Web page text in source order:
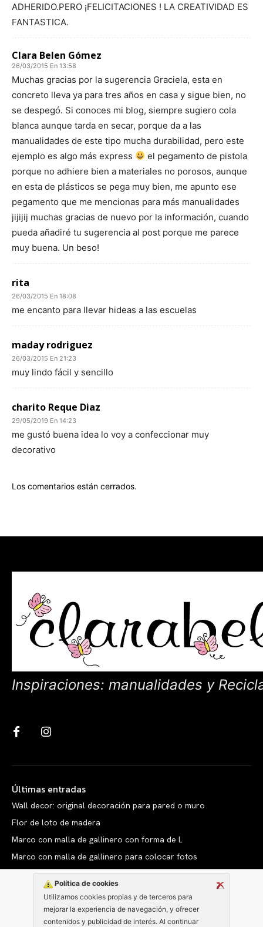
Política de cookies
Utilizamos cookies propias y de terceros para
mejorar la experiencia de navegación, y ofrecer
contenidos y publicidad de interés. Al continuar
ADHERIDO.PERO ¡FELICITACIONES ! LA CREATIVIDAD ES
FANTASTICA.
Clara Belen Gómez
26/03/2015 En 13:58
Muchas gracias por la sugerencia Graciela, esta en
concreto lleva ya para tres años en casa y sigue bien, no
se despegó. Si conoces mi blog, siempre sugiero cola
blanca aunque tarda en secar, porque da a las
manualidades de este tipo mucha durabilidad, pero este
ejemplo es algo más express
el pegamento de pistola
porque no adhiere bien a materiales no porosos, aunque
en esta de plásticos se pega muy bien, me apunto ese
pegamento que me mencionas para más manualidades
jijijij muchas gracias de nuevo por la información, cuando
pueda añadiré tu sugerencia al post porque me parece
muy buena. Un beso!
rita
26/03/2015 En 18:08
me encanto para llevar hideas a las escuelas
maday rodriguez
26/03/2015 En 21:23
muy lindo fácil y sencillo
charito Reque Diaz
29/05/2019 En 14:23
me gustó buena idea lo voy a confeccionar muy
decorativo
Los comentarios están cerrados.
Inspiraciones: manualidades y
Últimas entradas
Wall decor: original decoración para pared o muro
Flor de loto de madera
Marco con malla de gallinero con forma de L
Marco con malla de gallinero para colocar fotos
Copyright © clarabelen.com